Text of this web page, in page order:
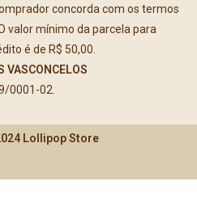
concorda com os termos
valor mínimo da parcela para
é de R$ 50,00.
VASCONCELOS
0001-02.
Lollipop Store